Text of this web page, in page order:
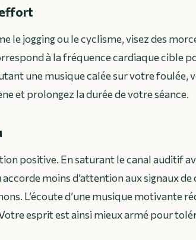
le jogging ou le cyclisme, visez des
à la fréquence cardiaque cible
une musique calée sur votre foulée,
et prolongez la durée de votre séance.
positive. En saturant le canal auditif
moins d’attention aux signaux
L’écoute d’une musique motivante
esprit est ainsi mieux armé pour